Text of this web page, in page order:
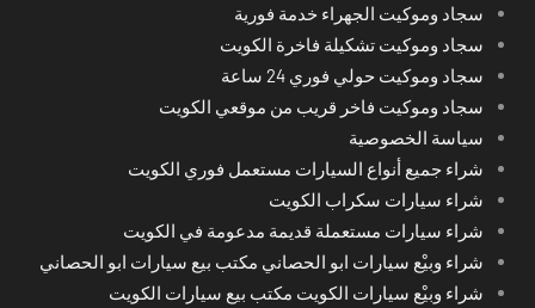
سجاد وموكيت الجهراء خدمة فورية
سجاد وموكيت تشكيلة فاخرة الكويت
سجاد وموكيت حولي فوري 24 ساعة
سجاد وموكيت فاخر قريب من موقعي الكويت
سياسة الخصوصية
شراء جميع أنواع السيارات مستعمل فوري الكويت
شراء سيارات سكراب الكويت
شراء سيارات مستعملة قديمة مدعومة في الكويت
شراء وبيْع سيارات ابو الحصاني مكتب بيع سيارات ابو الحصاني
شراء وبيْع سيارات الكويت مكتب بيع سيارات الكويت